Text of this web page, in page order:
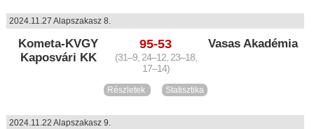
2024.11.27 Alapszakasz 8.
Kometa-KVGY
Kaposvári KK
95-53
(31–9, 24–12, 23–18,
17–14)
Vasas Akadémia
Részletek Statisztika
2024.11.22 Alapszakasz 9.